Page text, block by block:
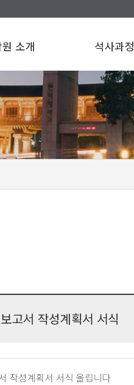
소개 석사과정
고서 작성계획서 서식
작성계획서 서식 올립니다